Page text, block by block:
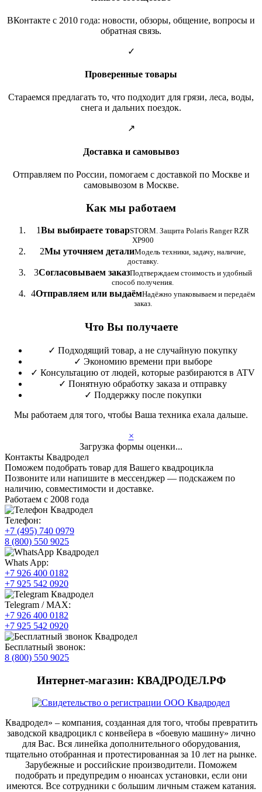
ВКонтакте с 2010 года: новости, обзоры, общение, вопросы и
обратная связь.
✓
Проверенные товары
Стараемся предлагать то, что подходит для грязи, леса, воды,
снега и дальних поездок.
↗
Доставка и самовывоз
Отправляем по России, помогаем с доставкой по Москве и
самовывозом в Москве.
Как мы работаем
1Вы выбираете товарSTORM. Защита Polaris Ranger RZR
XP900
2Мы уточняем деталиМодель техники, задачу, наличие,
доставку.
3Согласовываем заказПодтверждаем стоимость и удобный
способ получения.
4Отправляем или выдаёмНадёжно упаковываем и передаём
заказ.
Что Вы получаете
✓ Подходящий товар, а не случайную покупку
✓ Экономию времени при выборе
✓ Консультацию от людей, которые разбираются в ATV
✓ Понятную обработку заказа и отправку
✓ Поддержку после покупки
Мы работаем для того, чтобы Ваша техника ехала дальше.
×
Загрузка формы оценки...
Контакты Квадродел
Поможем подобрать товар для Вашего квадроцикла
Позвоните или напишите в мессенджер — подскажем по
наличию, совместимости и доставке.
Работаем с 2008 года
Телефон:
+7 (495) 740 0979
8 (800) 550 9025
Whats App:
+7 926 400 0182
+7 925 542 0920
Telegram / MAX:
+7 926 400 0182
+7 925 542 0920
Бесплатный звонок:
8 (800) 550 9025
Интернет-магазин: КВАДРОДЕЛ.РФ
Квадродел» – компания, созданная для того, чтобы превратить
заводской квадроцикл с конвейера в «боевую машину» лично
для Вас. Вся линейка дополнительного оборудования,
тщательно отобранная и протестированная за 10 лет на рынке.
Зарубежные и российские производители. Поможем
подобрать и предупредим о нюансах установки, если они
имеются. Все сотрудники с большим личным стажем катания.